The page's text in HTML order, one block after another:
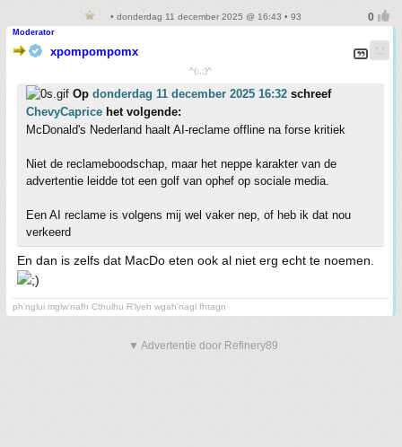
• donderdag 11 december 2025 @ 16:43 • 93
Moderator
xpompompomx
^(;,;)^
Op donderdag 11 december 2025 16:32 schreef
ChevyCaprice het volgende:
McDonald's Nederland haalt AI-reclame offline na forse kritiek
Niet de reclameboodschap, maar het neppe karakter van de
advertentie leidde tot een golf van ophef op sociale media.
Een AI reclame is volgens mij wel vaker nep, of heb ik dat nou
verkeerd
En dan is zelfs dat MacDo eten ook al niet erg echt te noemen.
ph'nglui mglw'nafh Cthulhu R'lyeh wgah'nagl fhtagn
▼ Advertentie door Refinery89